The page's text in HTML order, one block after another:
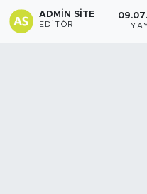
ADMIN SITE
EDITÖR
Spor